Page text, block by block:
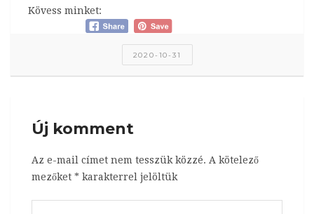
Kövess minket:
2020-10-31
Új komment
Az e-mail címet nem tesszük közzé. A kötelező
mezőket * karakterrel jelöltük